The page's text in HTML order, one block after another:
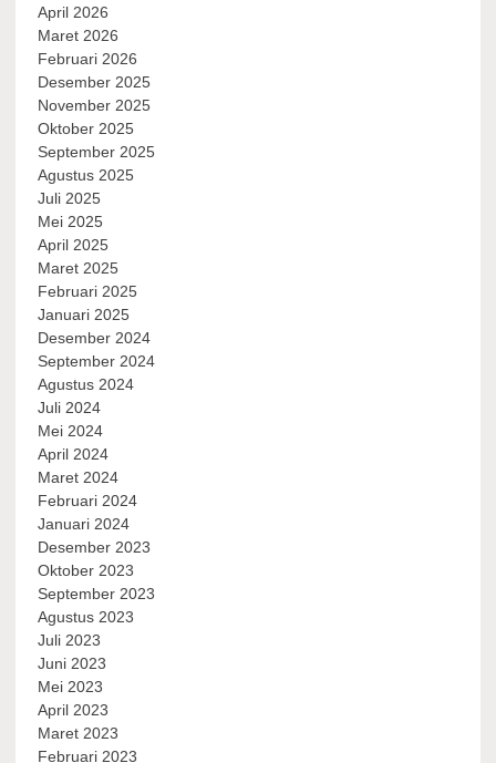
April 2026
Maret 2026
Februari 2026
Desember 2025
November 2025
Oktober 2025
September 2025
Agustus 2025
Juli 2025
Mei 2025
April 2025
Maret 2025
Februari 2025
Januari 2025
Desember 2024
September 2024
Agustus 2024
Juli 2024
Mei 2024
April 2024
Maret 2024
Februari 2024
Januari 2024
Desember 2023
Oktober 2023
September 2023
Agustus 2023
Juli 2023
Juni 2023
Mei 2023
April 2023
Maret 2023
Februari 2023